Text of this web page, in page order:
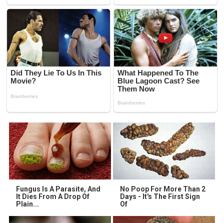
Fungus Is A Parasite, And
It Dies From A Drop Of
Plain...
No Poop For More Than 2
Days - It's The First Sign
Of